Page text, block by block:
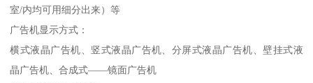
室/内均可用细分出来）等
广告机显示方式：
横式液晶广告机、竖式液晶广告机、分屏式液晶广告机、壁挂式液
晶广告机、合成式——镜面广告机